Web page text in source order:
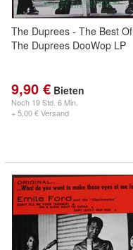
The Duprees - The Best Of
The Duprees DooWop LP
9,90 € Bieten
Noch 19 Std. 6 Min.
+ 5,00 € Versand